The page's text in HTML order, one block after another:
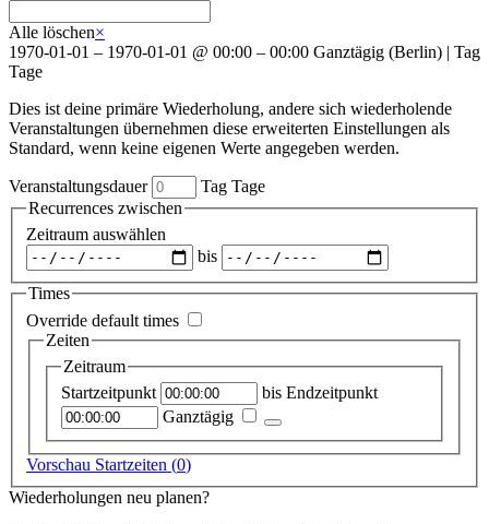
Alle löschen×
1970-01-01 – 1970-01-01 @ 00:00 – 00:00 Ganztägig (Berlin) | Tag
Tage
Dies ist deine primäre Wiederholung, andere sich wiederholende
Veranstaltungen übernehmen diese erweiterten Einstellungen als
Standard, wenn keine eigenen Werte angegeben werden.
Veranstaltungsdauer Tag Tage
Recurrences zwischen
Zeitraum auswählen
bis
Times
Override default times
Zeiten
Zeitraum
Startzeitpunkt
bis Endzeitpunkt
Ganztägig
Vorschau Startzeiten (0)
Wiederholungen neu planen?